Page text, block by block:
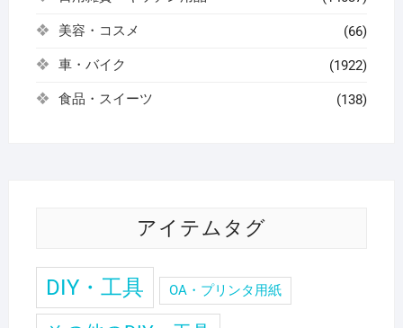
美容・コスメ (66)
車・バイク (1922)
食品・スイーツ (138)
アイテムタグ
DIY・工具 OA・プリンタ用紙